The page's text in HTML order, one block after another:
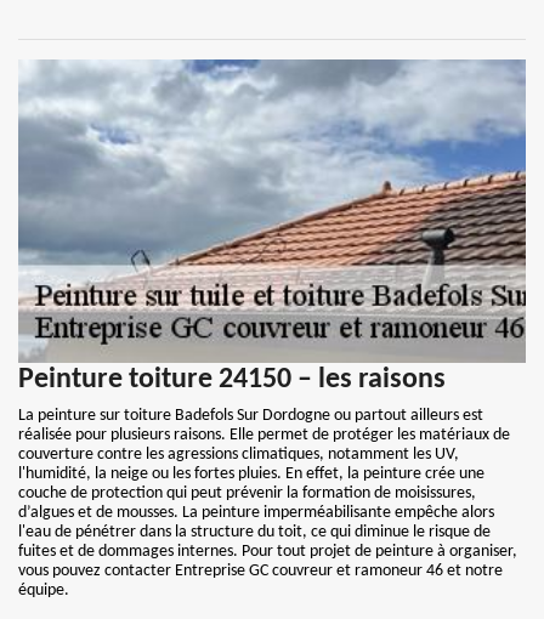
Peinture toiture 24150 – les raisons
La peinture sur toiture Badefols Sur Dordogne ou partout ailleurs est
réalisée pour plusieurs raisons. Elle permet de protéger les matériaux de
couverture contre les agressions climatiques, notamment les UV,
l'humidité, la neige ou les fortes pluies. En effet, la peinture crée une
couche de protection qui peut prévenir la formation de moisissures,
d’algues et de mousses. La peinture imperméabilisante empêche alors
l'eau de pénétrer dans la structure du toit, ce qui diminue le risque de
fuites et de dommages internes. Pour tout projet de peinture à organiser,
vous pouvez contacter Entreprise GC couvreur et ramoneur 46 et notre
équipe.